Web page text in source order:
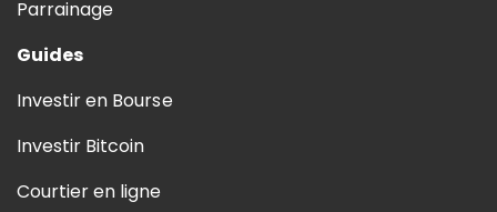
Parrainage
Guides
Investir en Bourse
Investir Bitcoin
Courtier en ligne